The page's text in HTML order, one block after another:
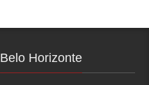
Belo Horizonte